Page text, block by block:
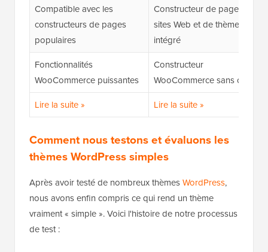
Compatible avec les
constructeurs de pages
populaires
Constructeur de pages, de
sites Web et de thèmes
intégré
Fonctionnalités
WooCommerce puissantes
Constructeur
WooCommerce sans code
Lire la suite »
Lire la suite »
Comment nous testons et évaluons les
thèmes WordPress simples
Après avoir testé de nombreux thèmesWordPress,
nous avons enfin compris ce qui rend un thème
vraiment « simple ». Voici l'histoire de notre processus
de test :